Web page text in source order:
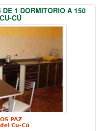
DE 1 DORMITORIO A 150
CÚ
PAZ
Cu-Cú